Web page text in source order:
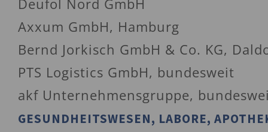
Deufol Nord GmbH
Axxum GmbH, Hamburg
Bernd Jorkisch GmbH & Co. KG,
PTS Logistics GmbH, bundesweit
akf Unternehmensgruppe,
GESUNDHEITSWESEN, LABORE,